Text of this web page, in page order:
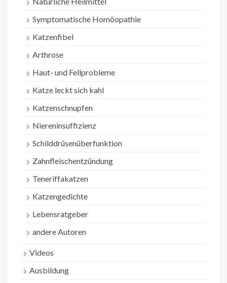
Symptomatische Homöopathie
Katzenfibel
Arthrose
Haut- und Fellprobleme
Katze leckt sich kahl
Katzenschnupfen
Niereninsuffizienz
Schilddrüsenüberfunktion
Zahnfleischentzündung
Teneriffakatzen
Katzengedichte
Lebensratgeber
andere Autoren
Videos
Ausbildung